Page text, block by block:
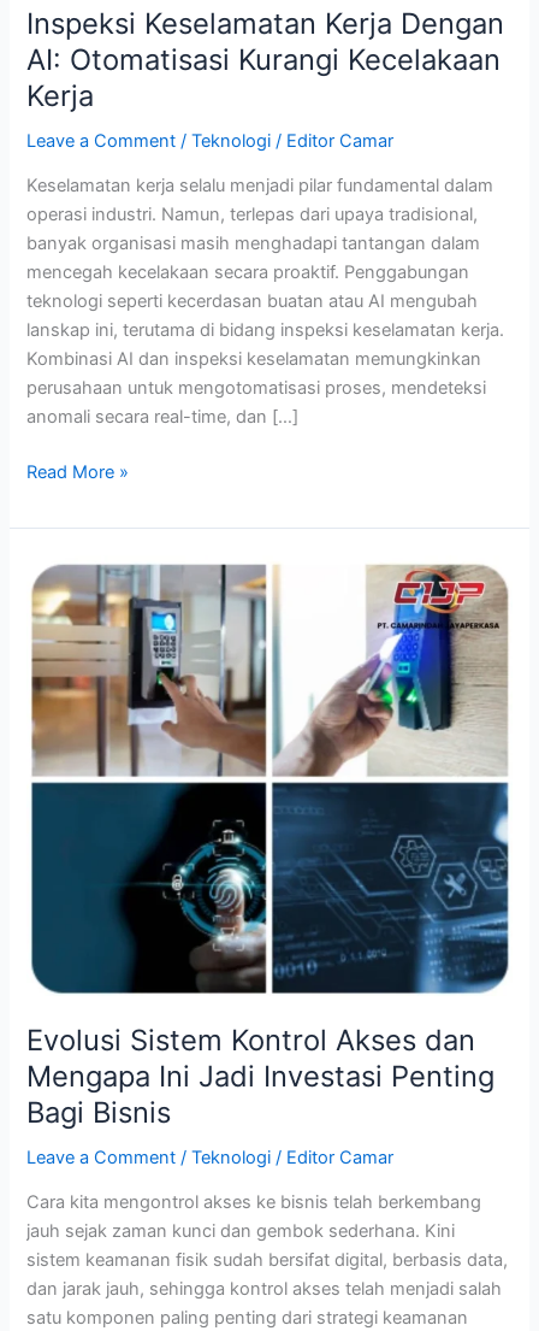
Inspeksi Keselamatan Kerja Dengan
AI: Otomatisasi Kurangi Kecelakaan
Kerja
Leave a Comment /Teknologi / Editor Camar
Keselamatan kerja selalu menjadi pilar fundamental dalam
operasi industri. Namun, terlepas dari upaya tradisional,
banyak organisasi masih menghadapi tantangan dalam
mencegah kecelakaan secara proaktif. Penggabungan
teknologi seperti kecerdasan buatan atau AI mengubah
lanskap ini, terutama di bidang inspeksi keselamatan kerja.
Kombinasi AI dan inspeksi keselamatan memungkinkan
perusahaan untuk mengotomatisasi proses, mendeteksi
anomali secara real-time, dan […]
Read More »
Evolusi Sistem Kontrol Akses dan
Mengapa Ini Jadi Investasi Penting
Bagi Bisnis
Leave a Comment /Teknologi / Editor Camar
Cara kita mengontrol akses ke bisnis telah berkembang
jauh sejak zaman kunci dan gembok sederhana. Kini
sistem keamanan fisik sudah bersifat digital, berbasis data,
dan jarak jauh, sehingga kontrol akses telah menjadi salah
satu komponen paling penting dari strategi keamanan
Evolusi
Sistem
Kontrol
Akses
dan
Mengapa
Ini
Jadi